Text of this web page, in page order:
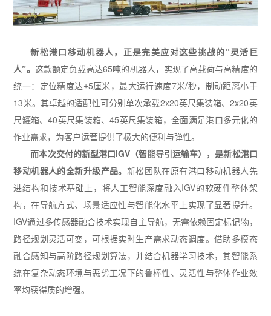
新松港口移动机器人，正是完美应对这些挑战的“灵活巨
人”。 这款额定负载高达65吨的机器人，实现了高载荷与高精度的
统一：定位精度达±5厘米，最大运行速度7米/秒，制动距离小于
13米。其卓越的适配性可分别单次承载2x20英尺集装箱、2x20英
尺罐箱、40英尺集装箱、45英尺集装箱，全面满足港口多元化的
作业需求，为客户运营提供了极大的便利与弹性。
而本次交付的新型港口IGV（智能导引运输车），是新松港口
移动机器人的全新升级产品。 新松团队在原有港口移动机器人先
进结构和技术基础上，将人工智能深度融入IGV的软硬件整体架
构，在导航方式、场景适应性与智能化水平 上实现了显著提升。
IGV通过多传感器融合技术实现自主导航，无需依赖固定标记物，
路径规划灵活可变，可根据实时生产需求动态调度。借助多模态
融合感知与高阶路径规划算法 ，并结合机器学习技术，其智能系
统在复杂动态环境与恶劣工况下的鲁棒性、灵活性与整体作业效
率均获得质的增强。